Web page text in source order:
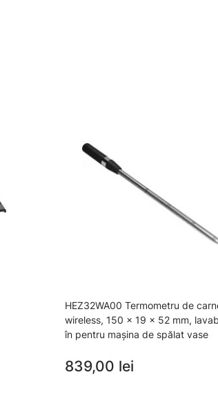
HEZ32WA00 Termometru de
wireless, 150 x 19 x 52 mm,
în pentru mașina de spălat vase
839,00 lei